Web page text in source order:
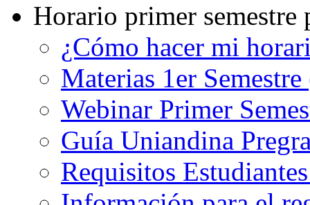
Horario primer semestre
¿Cómo hacer mi
Materias 1er
Webinar Primer
Guía Uniandina
Requisitos